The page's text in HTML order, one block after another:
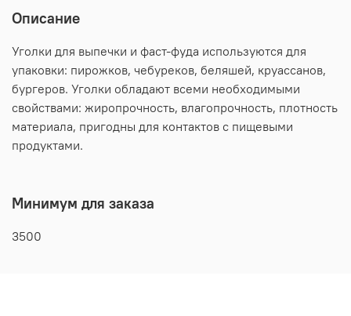
Описание
Уголки для выпечки и фаст-фуда используются для
упаковки: пирожков, чебуреков, беляшей, круассанов,
бургеров. Уголки обладают всеми необходимыми
свойствами: жиропрочность, влагопрочность, плотность
материала, пригодны для контактов с пищевыми
продуктами.
Минимум для заказа
3500